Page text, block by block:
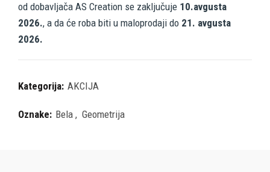
od dobavljača AS Creation se zaključuje 10.avgusta
2026., a da će roba biti u maloprodaji do 21. avgusta
2026.
Kategorija: AKCIJA
Oznake: Bela , Geometrija